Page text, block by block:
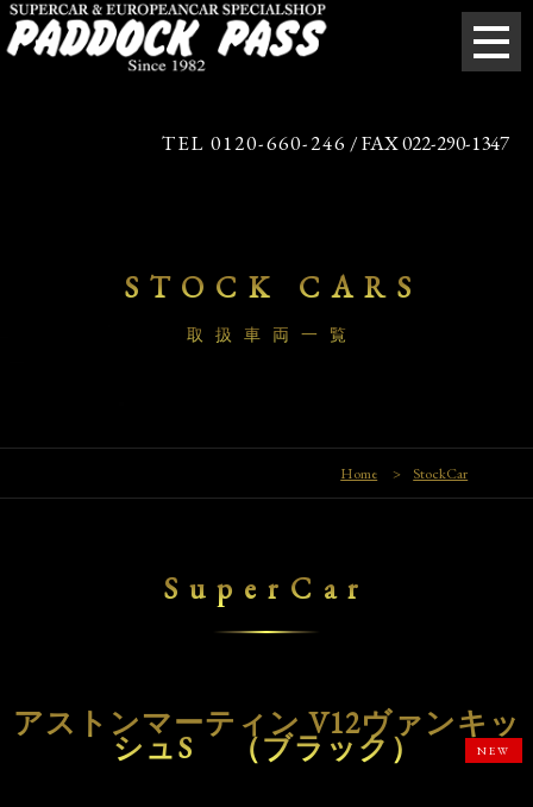
TEL 0120-660-246 / FAX 022-290-1347
STOCK CARS
取扱車両一覧
Home > StockCar
SuperCar
アストンマーティン V12ヴァンキッ
シュS （ブラック） NEW